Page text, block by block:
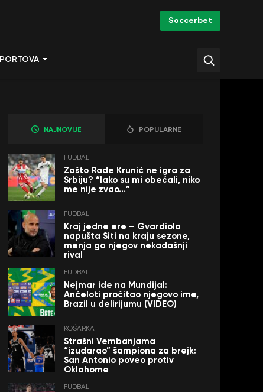
Soccerbet
NAJNOVIJE POPULARNE
FUDBAL
Zašto Rade Krunić ne igra za
Srbiju? “Iako su mi obećali, niko
me nije zvao…”
FUDBAL
Kraj jedne ere – Gvardiola
napušta Siti na kraju sezone,
menja ga njegov nekadašnji
rival
FUDBAL
Nejmar ide na Mundijal:
Anćeloti pročitao njegovo ime,
Brazil u delirijumu (VIDEO)
KOŠARKA
Strašni Vembanjama
“izudarao” šampiona za brejk:
San Antonio poveo protiv
Oklahome
FUDBAL